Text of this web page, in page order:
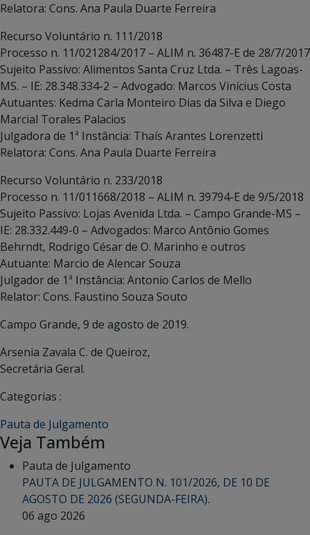
Relatora: Cons. Ana Paula Duarte Ferreira
Recurso Voluntário n. 111/2018
Processo n. 11/021284/2017 – ALIM n. 36487-E de 28/7/2017
Sujeito Passivo: Alimentos Santa Cruz Ltda. – Três Lagoas-
MS. – IE: 28.348.334-2 – Advogado: Marcos Vinícius Costa
Autuantes: Kedma Carla Monteiro Dias da Silva e Diego
Marcial Torales Palacios
Julgadora de 1ª Instância: Thaís Arantes Lorenzetti
Relatora: Cons. Ana Paula Duarte Ferreira
Recurso Voluntário n. 233/2018
Processo n. 11/011668/2018 – ALIM n. 39794-E de 9/5/2018
Sujeito Passivo: Lojas Avenida Ltda. – Campo Grande-MS –
IE: 28.332.449-0 – Advogados: Marco Antônio Gomes
Behrndt, Rodrigo César de O. Marinho e outros
Autuante: Marcio de Alencar Souza
Julgador de 1ª Instância: Antonio Carlos de Mello
Relator: Cons. Faustino Souza Souto
Campo Grande, 9 de agosto de 2019.
Arsenia Zavala C. de Queiroz,
Secretária Geral.
Categorias :
Pauta de Julgamento
Veja Também
Pauta de Julgamento
PAUTA DE JULGAMENTO N. 101/2026, DE 10 DE
AGOSTO DE 2026 (SEGUNDA-FEIRA).
06 ago 2026